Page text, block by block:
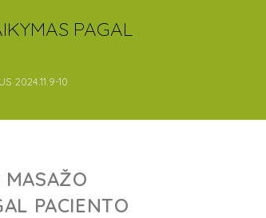
PAGAL
2024.11.9-10
PACIENTO